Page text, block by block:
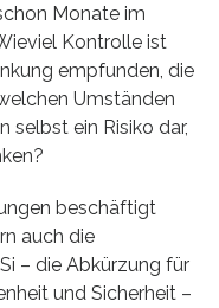
Monate im
Kontrolle ist
empfunden, die
Umständen
selbst ein Risiko dar,
beschäftigt
auch die
– die Abkürzung für
und Sicherheit –